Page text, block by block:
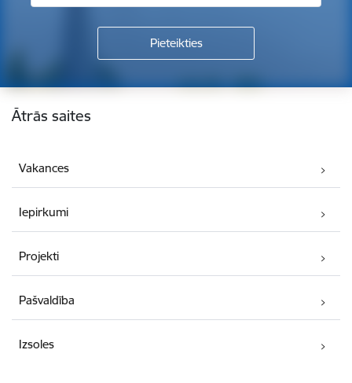
Kājene
Ātrās saites
Vakances
Iepirkumi
Projekti
Pašvaldība
Izsoles